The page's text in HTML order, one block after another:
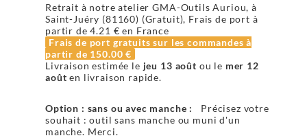
Retrait à notre atelier GMA-Outils Auriou, à
Saint-Juéry (81160) (Gratuit), Frais de port à
partir de4.21 € en France
Frais de port gratuits sur les commandes à
partir de 150.00 €
Livraison estimée le jeu 13 août ou le mer 12
août en livraison rapide.
Option : sans ou avec manche :
Précisez votre
souhait : outil sans manche ou muni d'un
manche. Merci.